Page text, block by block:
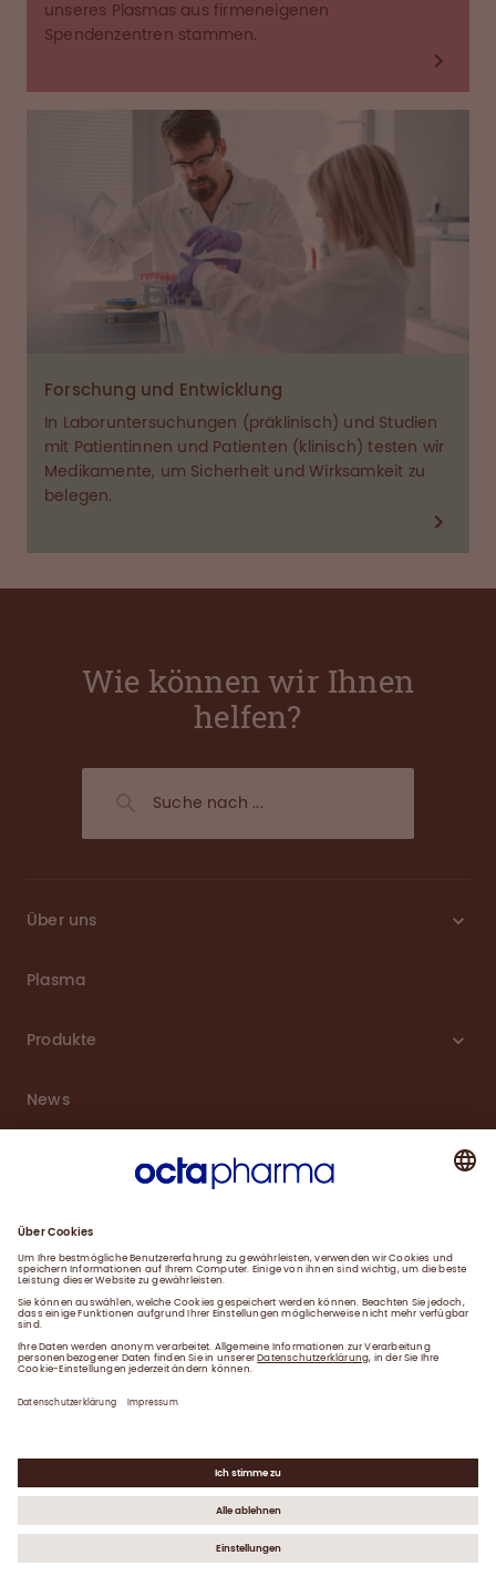
unseres Plasmas aus firmeneigenen
Spendenzentren stammen.
Forschung und Entwicklung
In Laboruntersuchungen (präklinisch) und Studien
mit Patientinnen und Patienten (klinisch) testen wir
Medikamente, um Sicherheit und Wirksamkeit zu
belegen.
Wie können wir Ihnen
helfen?
Über uns
Plasma
Produkte
News
Downloads
©2026 Octapharma GmbH
Kontakt Impressum Datenschutzerklärung